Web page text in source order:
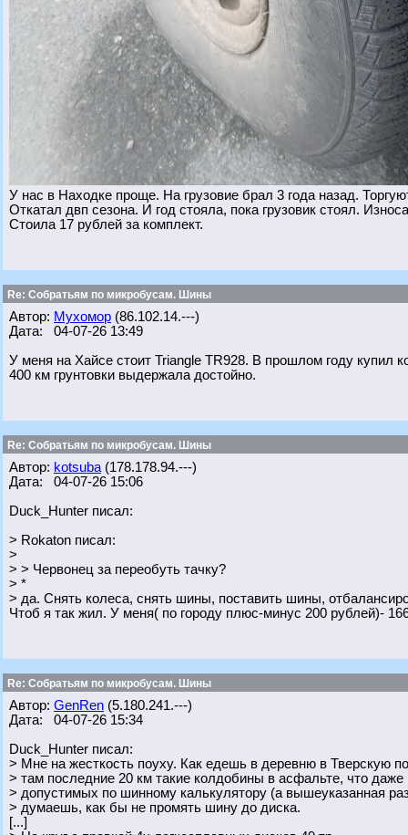
У нас в Находке проще. На грузовие брал 3 года назад.
Откатал двп сезона. И год стояла, пока грузовик стоял.
Стоила 17 рублей за комплект.
Re: Собратьям по микробусам. Шины
Автор: Мухомор (86.102.14.---)
Дата: 04-07-26 13:49
У меня на Хайсе стоит Triangle TR928. В прошлом году купил
400 км грунтовки выдержала достойно.
Re: Собратьям по микробусам. Шины
Автор: kotsuba (178.178.94.---)
Дата: 04-07-26 15:06
Duck_Hunter писал:
> Rokaton писал:
>
> > Червонец за переобуть тачку?
> *
> да. Снять колеса, снять шины, поставить шины,
Чтоб я так жил. У меня( по городу плюс-минус 200 рублей)-
Re: Собратьям по микробусам. Шины
Автор: GenRen (5.180.241.---)
Дата: 04-07-26 15:34
Duck_Hunter писал:
> Мне на жесткость поуху. Как едешь в деревню в Тверскую
> там последние 20 км такие колдобины в асфальте, что
> допустимых по шинному калькулятору (а вышеуказанная
> думаешь, как бы не промять шину до диска.
[...]